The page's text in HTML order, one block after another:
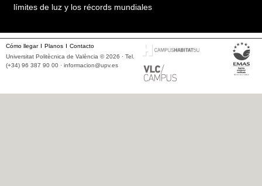
límites de luz y los récords mundiales
Cómo llegar Planos
Contacto
Universitat Politècnica de València © 2026 · Tel.
(+34) 96 387 90 00 · informacion@upv.es